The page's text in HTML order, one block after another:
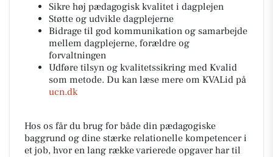
Sikre høj pædagogisk kvalitet i dagplejen
Støtte og udvikle dagplejerne
Bidrage til god kommunikation og samarbejde
mellem dagplejerne, forældre og
forvaltningen
Udføre tilsyn og kvalitetssikring med Kvalid
som metode. Du kan læse mere om KVALid på
ucn.dk
Hos os får du brug for både din pædagogiske
baggrund og dine stærke relationelle kompetencer i
et job, hvor en lang række varierede opgaver har til